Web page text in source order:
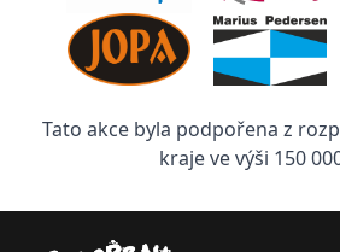
Tato akce byla podpořena z
kraje ve výši 150